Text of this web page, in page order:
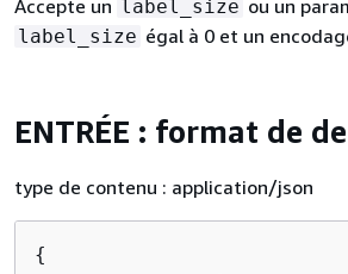
Accepte un label_size ou un
label_size égal à 0 et un
ENTRÉE : format de
type de contenu : application/json
{